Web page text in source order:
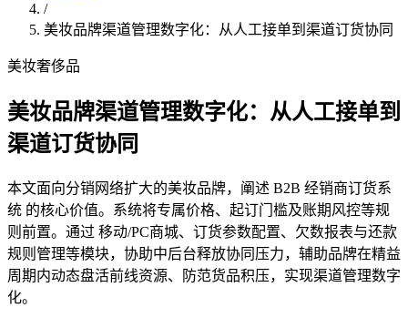
/
美妆品牌渠道管理数字化：从人工接单到渠道订货协同
美妆奢侈品
美妆品牌渠道管理数字化：从人工接单到
渠道订货协同
本文面向分销网络扩大的美妆品牌，阐述 B2B 经销商订货系
统 的核心价值。系统将专属价格、起订门槛及账期风控等规
则前置。通过 移动/PC商城、订货参数配置、欠数报表与还款
规则管理等模块，协助中后台释放协同压力，辅助品牌在精益
周期内动态盘活前线资源、防范货品积压，实现渠道管理数字
化。